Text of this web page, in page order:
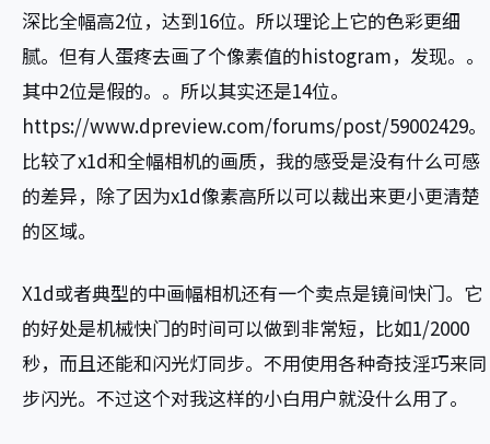
深比全幅高2位，达到16位。所以理论上它的色彩更细
腻。但有人蛋疼去画了个像素值的histogram，发现。。
其中2位是假的。。所以其实还是14位。
https://www.dpreview.com/forums/post/59002429。
比较了x1d和全幅相机的画质，我的感受是没有什么可感
的差异，除了因为x1d像素高所以可以裁出来更小更清楚
的区域。
X1d或者典型的中画幅相机还有一个卖点是镜间快门。它
的好处是机械快门的时间可以做到非常短，比如1/2000
秒，而且还能和闪光灯同步。不用使用各种奇技淫巧来同
步闪光。不过这个对我这样的小白用户就没什么用了。